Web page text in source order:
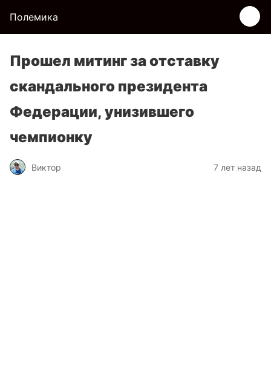
Полемика
Прошел митинг за отставку
скандального президента
Федерации, унизившего
чемпионку
Виктор 7 лет назад